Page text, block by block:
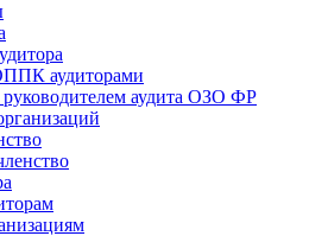
аудиторами
аудита ОЗО ФР